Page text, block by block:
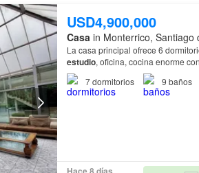
USD4,900,000
Casa in Monterrico, Santiago
La casa principal ofrece 6
estudio, oficina, cocina enorme
servicio completa.…
7dormitorios 9 baños